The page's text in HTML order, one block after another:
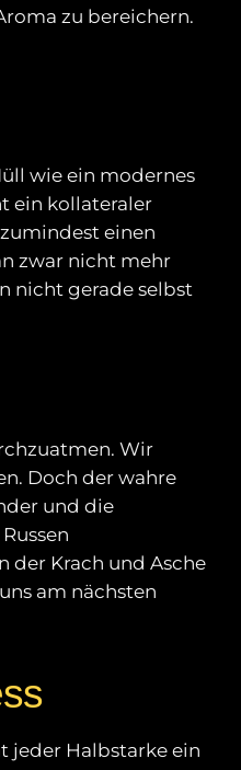
zu bereichern.
wie ein modernes
ein kollateraler
einen
zwar nicht mehr
nicht gerade selbst
Wir
Doch der wahre
und die
der Krach und Asche
am nächsten
jeder Halbstarke ein